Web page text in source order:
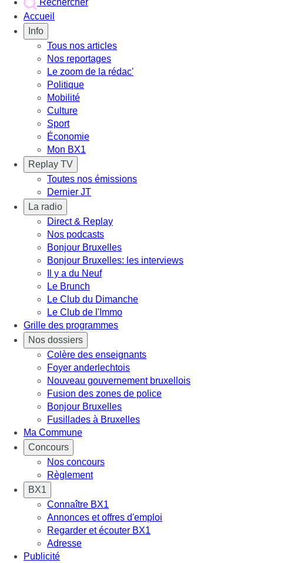
Rechercher
Accueil
Info
Tous nos articles
Nos reportages
Le zoom de la rédac'
Politique
Mobilité
Culture
Sport
Économie
Mon BX1
Replay TV
Toutes nos émissions
Dernier JT
La radio
Direct & Replay
Nos podcasts
Bonjour Bruxelles
Bonjour Bruxelles: les interviews
Il y a du Neuf
Le Brunch
Le Club du Dimanche
Le Club de l'Immo
Grille des programmes
Nos dossiers
Colère des enseignants
Foyer anderlechtois
Nouveau gouvernement bruxellois
Fusion des zones de police
Bonjour Bruxelles
Fusillades à Bruxelles
Ma Commune
Concours
Nos concours
Règlement
BX1
Connaître BX1
Annonces et offres d'emploi
Regarder et écouter BX1
Adresse
Publicité